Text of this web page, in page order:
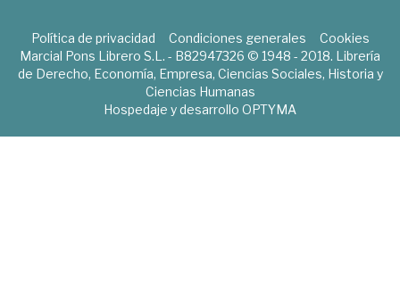
Política de privacidad Condiciones generales
Cookies
Marcial Pons Librero S.L. - B82947326 © 1948 - 2018. Librería
de Derecho, Economía, Empresa, Ciencias Sociales, Historia y
Ciencias Humanas
Hospedaje y desarrollo OPTYMA